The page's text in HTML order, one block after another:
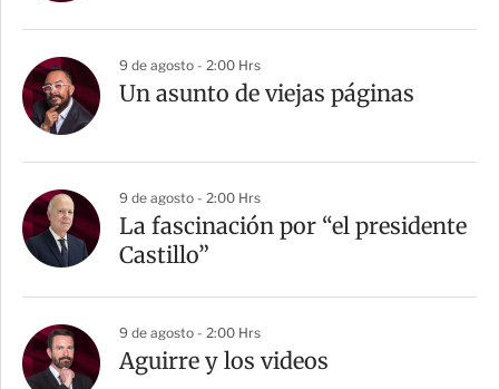
9 de agosto - 2:00 Hrs
Un asunto de viejas páginas
9 de agosto - 2:00 Hrs
La fascinación por “el presidente
Castillo”
9 de agosto - 2:00 Hrs
Aguirre y los videos